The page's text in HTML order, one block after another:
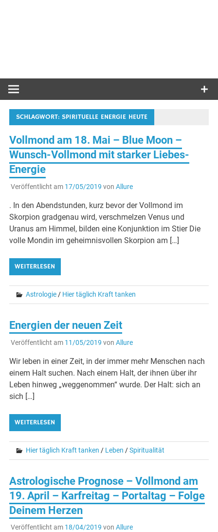
SCHLAGWORT: SPIRITUELLE ENERGIE HEUTE
Vollmond am 18. Mai – Blue Moon –
Wunsch-Vollmond mit starker Liebes-
Energie
Veröffentlicht am 17/05/2019 von Allure
. In den Abendstunden, kurz bevor der Vollmond im
Skorpion gradgenau wird, verschmelzen Venus und
Uranus am Himmel, bilden eine Konjunktion im Stier Die
volle Mondin im geheimnisvollen Skorpion am […]
WEITERLESEN
Astrologie/ Hier täglich Kraft tanken
Energien der neuen Zeit
Veröffentlicht am 11/05/2019 von Allure
Wir leben in einer Zeit, in der immer mehr Menschen nach
einem Halt suchen. Nach einem Halt, der ihnen über ihr
Leben hinweg „weggenommen“ wurde. Der Halt: sich an
sich […]
WEITERLESEN
Hier täglich Kraft tanken / Leben /Spiritualität
Astrologische Prognose – Vollmond am
19. April – Karfreitag – Portaltag – Folge
Deinem Herzen
Veröffentlicht am 18/04/2019 von Allure